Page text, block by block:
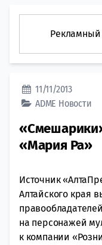
11/11/2013
ADME Новости
«Мария Ра»
Источник
Алтайского края
на персонажей
к компании